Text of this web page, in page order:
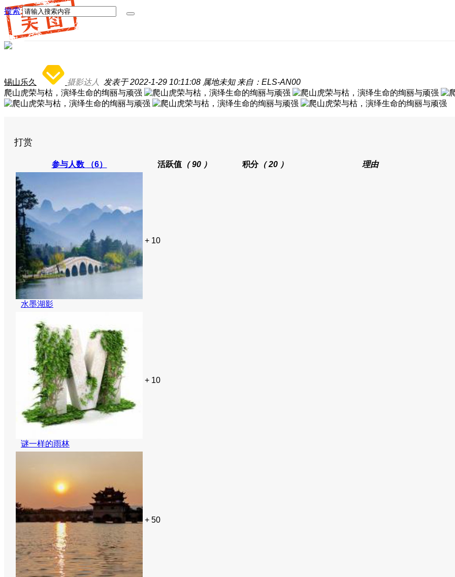
搜索
锡山乐久 摄影达人 发表于 2022-1-29 10:11:08 属地未知 来自：ELS-AN00
爬山虎荣与枯，演绎生命的绚丽与顽强
打赏
参与人数 （6） 活跃值（ 90 ） 积分（ 20 ） 理由
水墨湖影
+ 10
谜一样的雨林
+ 10
+ 50